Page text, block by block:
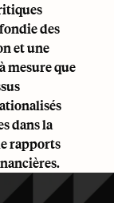
des
et une
mesure que
dans la
rapports